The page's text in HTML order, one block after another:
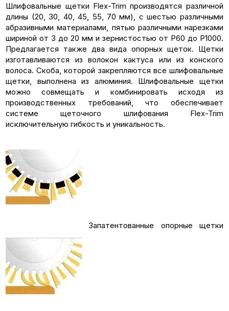
Шлифовальные щетки Flex-Trim производятся различной
длины (20, 30, 40, 45, 55, 70 мм), с шестью различными
абразивными материалами, пятью различными нарезками
шириной от 3 до 20 мм и зернистостью от P60 до P1000.
Предлагается также два вида опорных щеток. Щетки
изготавливаются из волокон кактуса или из конского
волоса. Скоба, которой закрепляются все шлифовальные
щетки, выполнена из алюминия. Шлифовальные щетки
можно совмещать и комбинировать исходя из
производственных требований, что обеспечивает
системе щеточного шлифования Flex-Trim
исключительную гибкость и уникальность.
Запатентованные опорные щетки